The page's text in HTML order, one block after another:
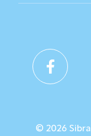
© 2026 Sibra